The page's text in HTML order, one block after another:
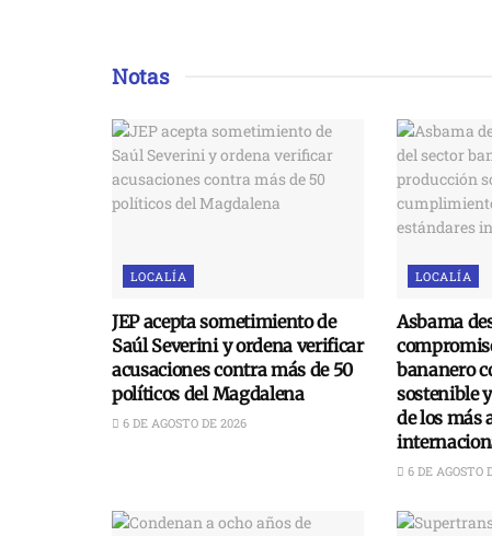
Notas
LOCALÍA
JEP acepta sometimiento de
Saúl Severini y ordena verificar
acusaciones contra más de 50
políticos del Magdalena
6 DE AGOSTO DE 2026
LOCALÍA
Asbama
bananero
sostenible
de los más
6 DE AGOSTO